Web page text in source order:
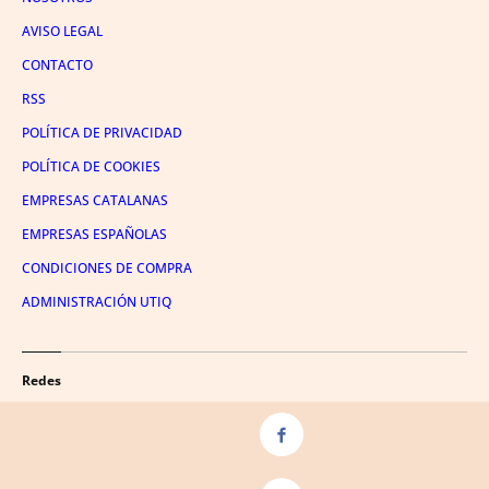
AVISO LEGAL
CONTACTO
RSS
POLÍTICA DE PRIVACIDAD
POLÍTICA DE COOKIES
EMPRESAS CATALANAS
EMPRESAS ESPAÑOLAS
CONDICIONES DE COMPRA
ADMINISTRACIÓN UTIQ
Redes